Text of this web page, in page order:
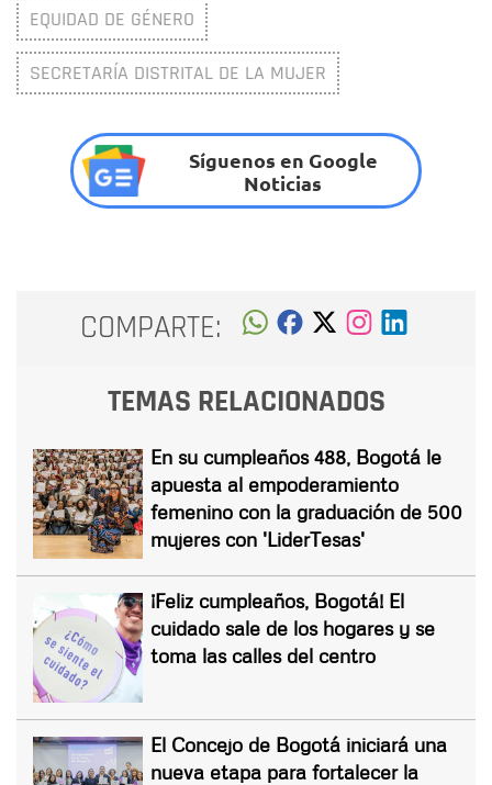
EQUIDAD DE GÉNERO
SECRETARÍA DISTRITAL DE LA MUJER
Síguenos en Google
Noticias
COMPARTE:
TEMAS RELACIONADOS
En su cumpleaños 488, Bogotá le
apuesta al empoderamiento
femenino con la graduación de 500
mujeres con 'LiderTesas'
¡Feliz cumpleaños, Bogotá! El
cuidado sale de los hogares y se
toma las calles del centro
El Concejo de Bogotá iniciará una
nueva etapa para fortalecer la